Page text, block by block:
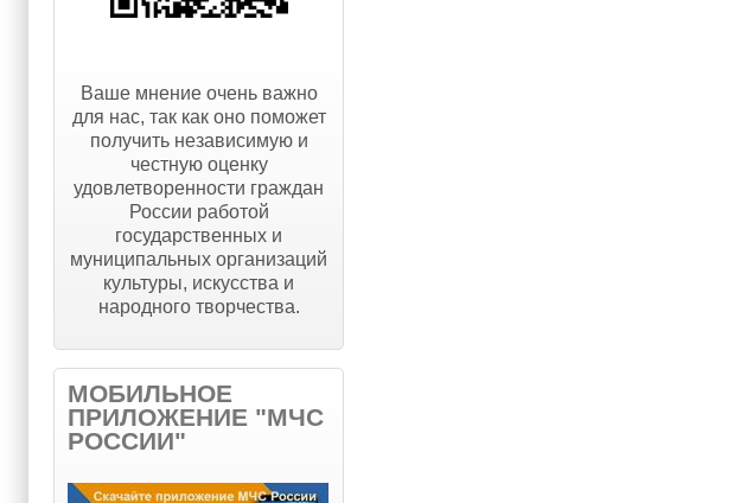
Ваше мнение очень важно
для нас, так как оно поможет
получить независимую и
честную оценку
удовлетворенности граждан
России работой
государственных и
муниципальных организаций
культуры, искусства и
народного творчества.
МОБИЛЬНОЕ
ПРИЛОЖЕНИЕ "МЧС
РОССИИ"